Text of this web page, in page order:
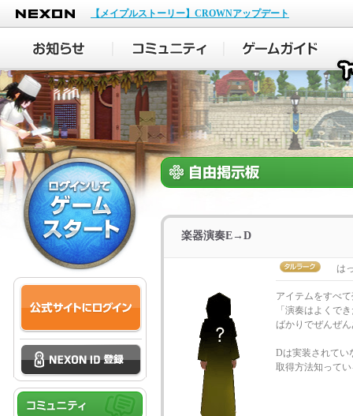
NEXON
【メイプルストーリー】CROWNアップデート
楽器演奏E→D
は
アイテムをすべ
「演奏はよくで
ばかりでぜんぜ
Dは実装されてい
取得方法知って